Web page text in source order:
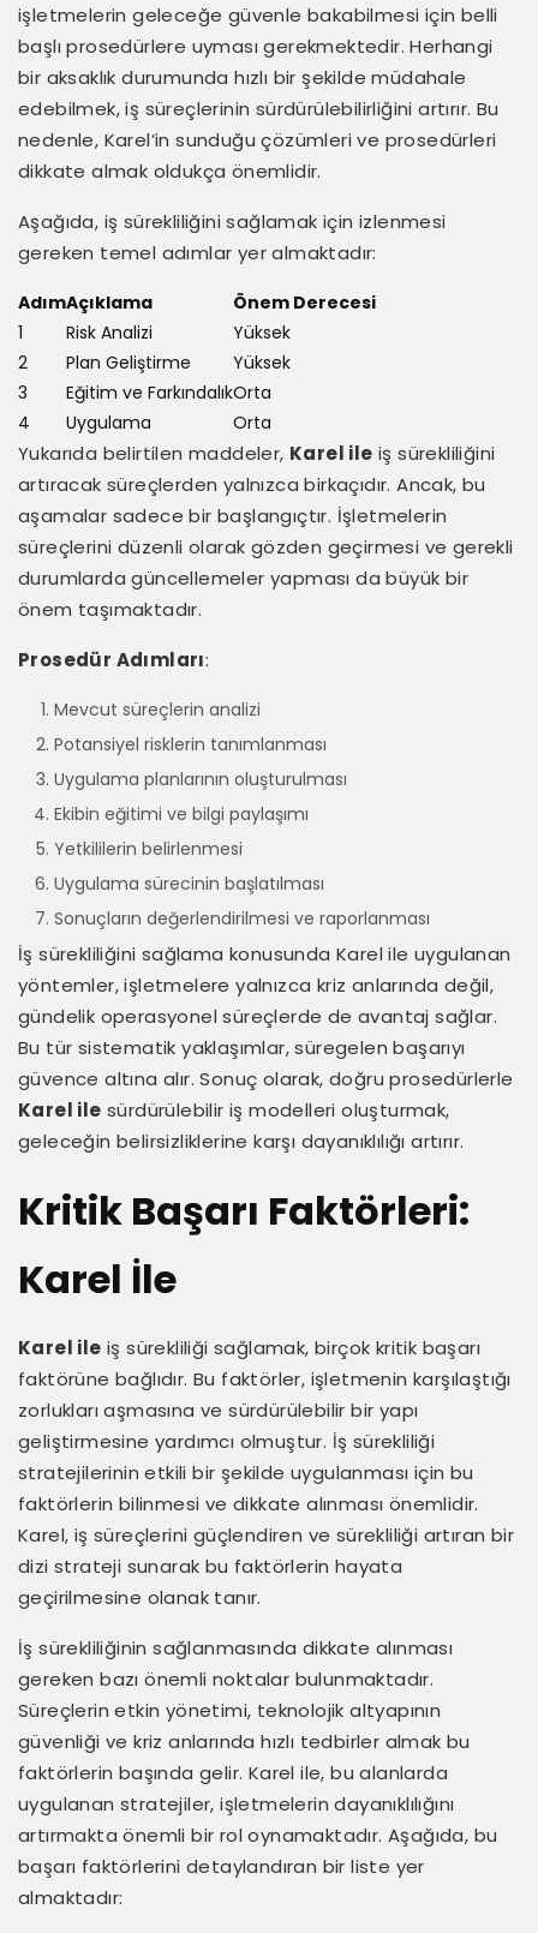
işletmelerin geleceğe güvenle bakabilmesi için belli
başlı prosedürlere uyması gerekmektedir. Herhangi
bir aksaklık durumunda hızlı bir şekilde müdahale
edebilmek, iş süreçlerinin sürdürülebilirliğini artırır. Bu
nedenle, Karel’in sunduğu çözümleri ve prosedürleri
dikkate almak oldukça önemlidir.
Aşağıda, iş sürekliliğini sağlamak için izlenmesi
gereken temel adımlar yer almaktadır:
AdımAçıklama
Önem Derecesi
1
Risk Analizi
Yüksek
2
Plan Geliştirme
Yüksek
3
Eğitim ve FarkındalıkOrta
4
Uygulama Orta
Yukarıda belirtilen maddeler, Karel ile iş sürekliliğini
artıracak süreçlerden yalnızca birkaçıdır. Ancak, bu
aşamalar sadece bir başlangıçtır. İşletmelerin
süreçlerini düzenli olarak gözden geçirmesi ve gerekli
durumlarda güncellemeler yapması da büyük bir
önem taşımaktadır.
Prosedür Adımları:
Mevcut süreçlerin analizi
Potansiyel risklerin tanımlanması
Uygulama planlarının oluşturulması
Ekibin eğitimi ve bilgi paylaşımı
Yetkililerin belirlenmesi
Uygulama sürecinin başlatılması
Sonuçların değerlendirilmesi ve raporlanması
İş sürekliliğini sağlama konusunda Karel ile uygulanan
yöntemler, işletmelere yalnızca kriz anlarında değil,
gündelik operasyonel süreçlerde de avantaj sağlar.
Bu tür sistematik yaklaşımlar, süregelen başarıyı
güvence altına alır. Sonuç olarak, doğru prosedürlerle
Karel ile sürdürülebilir iş modelleri oluşturmak,
geleceğin belirsizliklerine karşı dayanıklılığı artırır.
Kritik Başarı Faktörleri:
Karel İle
Karel ile iş sürekliliği sağlamak, birçok kritik başarı
faktörüne bağlıdır. Bu faktörler, işletmenin karşılaştığı
zorlukları aşmasına ve sürdürülebilir bir yapı
geliştirmesine yardımcı olmuştur. İş sürekliliği
stratejilerinin etkili bir şekilde uygulanması için bu
faktörlerin bilinmesi ve dikkate alınması önemlidir.
Karel, iş süreçlerini güçlendiren ve sürekliliği artıran bir
dizi strateji sunarak bu faktörlerin hayata
geçirilmesine olanak tanır.
İş sürekliliğinin sağlanmasında dikkate alınması
gereken bazı önemli noktalar bulunmaktadır.
Süreçlerin etkin yönetimi, teknolojik altyapının
güvenliği ve kriz anlarında hızlı tedbirler almak bu
faktörlerin başında gelir. Karel ile, bu alanlarda
uygulanan stratejiler, işletmelerin dayanıklılığını
artırmakta önemli bir rol oynamaktadır. Aşağıda, bu
başarı faktörlerini detaylandıran bir liste yer
almaktadır: